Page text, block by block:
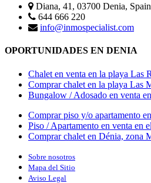
Diana, 41, 03700 Denia,
644 666 220
info@inmospecialist.com
OPORTUNIDADES EN DENIA
Chalet en venta en la playa Las
Comprar chalet en la playa Las
Bungalow / Adosado en venta
Comprar piso y/o apartamento
Piso / Apartamento en venta en
Comprar chalet en Dénia, zona
Sobre nosotros
Mapa del Sitio
Aviso Legal